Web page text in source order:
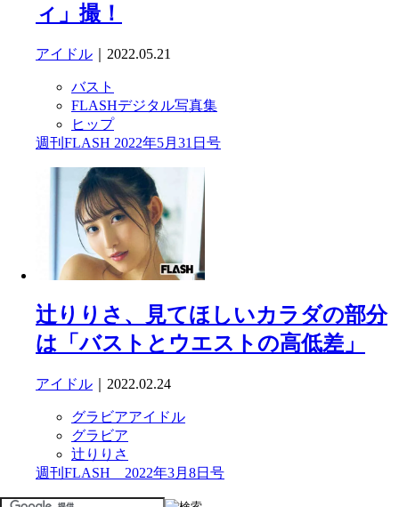
ィ」撮！
アイドル ｜2022.05.21
バスト
FLASHデジタル写真集
ヒップ
週刊FLASH 2022年5月31日号
辻りりさ、見てほしいカラダの部分
は「バストとウエストの高低差」
アイドル ｜2022.02.24
グラビアアイドル
グラビア
辻りりさ
週刊FLASH 2022年3月8日号